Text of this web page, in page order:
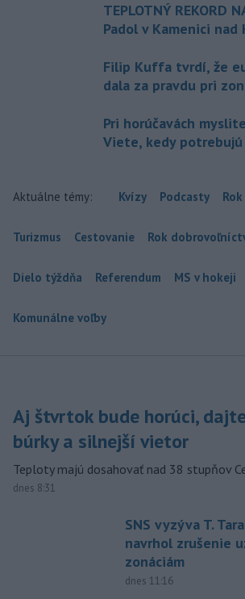
TEPLOTNÝ REKORD
Padol v Kamenici nad
Filip Kuffa tvrdí, že
dala za pravdu pri
Pri horúčavách
Viete, kedy potrebujú
Aktuálne témy: Kvízy Podcasty
Turizmus Cestovanie Rok
Dielo týždňa Referendum MS v hokeji
Komunálne voľby
Aj štvrtok bude horúci,
búrky a silnejší vietor
Teploty majú dosahovať nad 38 stupňov
dnes 8:31
SNS vyzýva T.
navrhol zrušenie
zonáciám
dnes 11:16